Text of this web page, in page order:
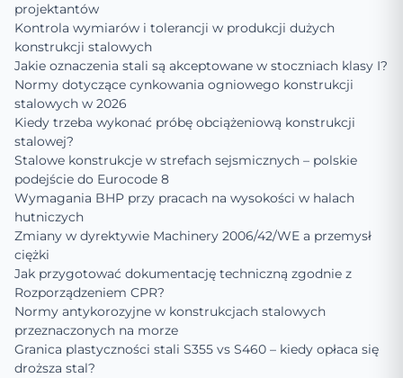
projektantów
Kontrola wymiarów i tolerancji w produkcji dużych
konstrukcji stalowych
Jakie oznaczenia stali są akceptowane w stoczniach klasy I?
Normy dotyczące cynkowania ogniowego konstrukcji
stalowych w 2026
Kiedy trzeba wykonać próbę obciążeniową konstrukcji
stalowej?
Stalowe konstrukcje w strefach sejsmicznych – polskie
podejście do Eurocode 8
Wymagania BHP przy pracach na wysokości w halach
hutniczych
Zmiany w dyrektywie Machinery 2006/42/WE a przemysł
ciężki
Jak przygotować dokumentację techniczną zgodnie z
Rozporządzeniem CPR?
Normy antykorozyjne w konstrukcjach stalowych
przeznaczonych na morze
Granica plastyczności stali S355 vs S460 – kiedy opłaca się
droższa stal?